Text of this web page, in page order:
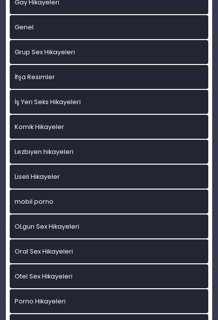
Gay Hikayeleri
Genel
Grup Sex Hikayeleri
İfşa Resimler
İş Yeri Seks Hikayeleri
Komik Hikayeler
Lezbiyen hikayeleri
Liseli Hikayeler
mobil porno
OLgun Sex Hikayeleri
Oral Sex Hikayeleri
Otel Sex Hikayeleri
Porno Hikayeleri